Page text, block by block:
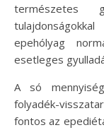
természetes
epehólyag
esetleges
A só
folyadék-
fontos az